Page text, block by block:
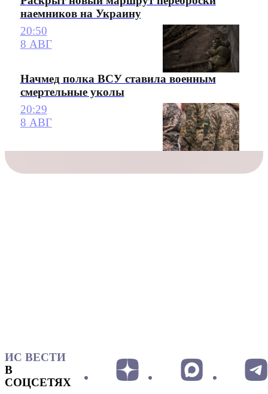
наемников на Украину
20:50
8 АВГ
Начмед полка ВСУ ставила военным
смертельные уколы
20:29
8 АВГ
ИС ВЕСТИ
В
СОЦСЕТЯХ